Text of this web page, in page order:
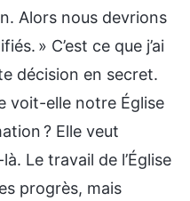
Alors nous devrions
» C’est ce que j’ai
décision en secret.
voit-elle notre Église
? Elle veut
Le travail de l’Église
progrès, mais